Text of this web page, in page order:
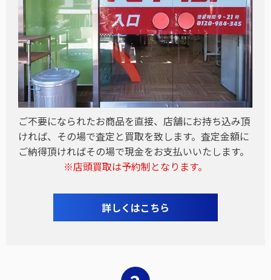
ご不要になられたお商品を直接、店舗にお持ち込み頂
ければ、その場で査定と買取を致します。査定金額に
ご納得頂ければその場で現金をお支払いいたします。
※店頭買取は予約制となります。
詳しくはこちら